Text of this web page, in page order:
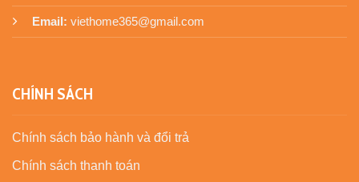
Email: viethome365@gmail.com
CHÍNH SÁCH
Chính sách bảo hành và đổi trả
Chính sách thanh toán